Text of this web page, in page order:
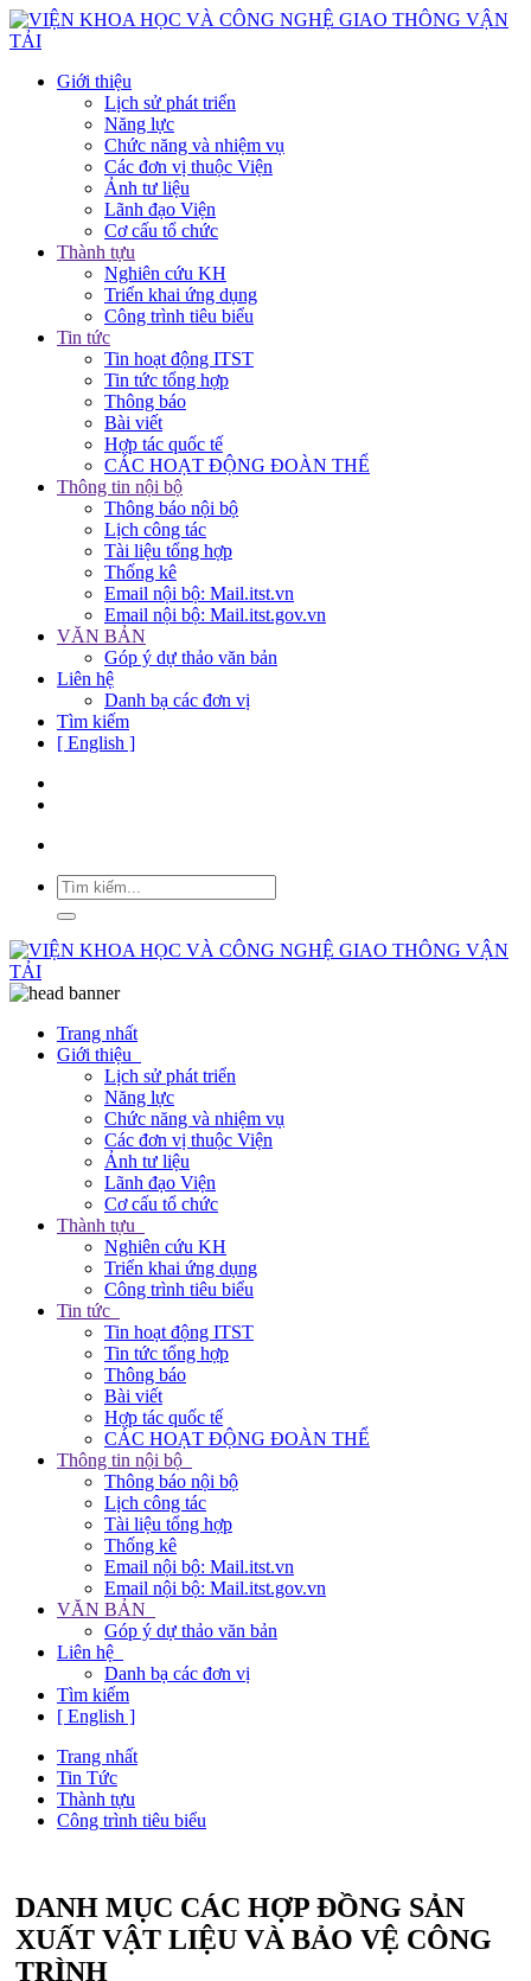
Giới thiệu
Lịch sử phát triển
Năng lực
Chức năng và nhiệm vụ
Các đơn vị thuộc Viện
Ảnh tư liệu
Lãnh đạo Viện
Cơ cấu tổ chức
Thành tựu
Nghiên cứu KH
Triển khai ứng dụng
Công trình tiêu biểu
Tin tức
Tin hoạt động ITST
Tin tức tổng hợp
Thông báo
Bài viết
Hợp tác quốc tế
CÁC HOẠT ĐỘNG ĐOÀN THỂ
Thông tin nội bộ
Thông báo nội bộ
Lịch công tác
Tài liệu tổng hợp
Thống kê
Email nội bộ: Mail.itst.vn
Email nội bộ: Mail.itst.gov.vn
VĂN BẢN
Góp ý dự thảo văn bản
Liên hệ
Danh bạ các đơn vị
Tìm kiếm
[ English ]
Trang nhất
Giới thiệu
Lịch sử phát triển
Năng lực
Chức năng và nhiệm vụ
Các đơn vị thuộc Viện
Ảnh tư liệu
Lãnh đạo Viện
Cơ cấu tổ chức
Thành tựu
Nghiên cứu KH
Triển khai ứng dụng
Công trình tiêu biểu
Tin tức
Tin hoạt động ITST
Tin tức tổng hợp
Thông báo
Bài viết
Hợp tác quốc tế
CÁC HOẠT ĐỘNG ĐOÀN THỂ
Thông tin nội bộ
Thông báo nội bộ
Lịch công tác
Tài liệu tổng hợp
Thống kê
Email nội bộ: Mail.itst.vn
Email nội bộ: Mail.itst.gov.vn
VĂN BẢN
Góp ý dự thảo văn bản
Liên hệ
Danh bạ các đơn vị
Tìm kiếm
[ English ]
Trang nhất
Tin Tức
Thành tựu
Công trình tiêu biểu
DANH MỤC CÁC HỢP ĐỒNG SẢN
XUẤT VẬT LIỆU VÀ BẢO VỆ CÔNG
TRÌNH